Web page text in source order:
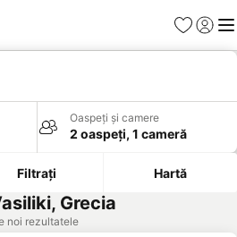
Favorite
Oaspeți și camere
2 oaspeți, 1 cameră
Filtrați Hartă
Grecia
noi rezultatele